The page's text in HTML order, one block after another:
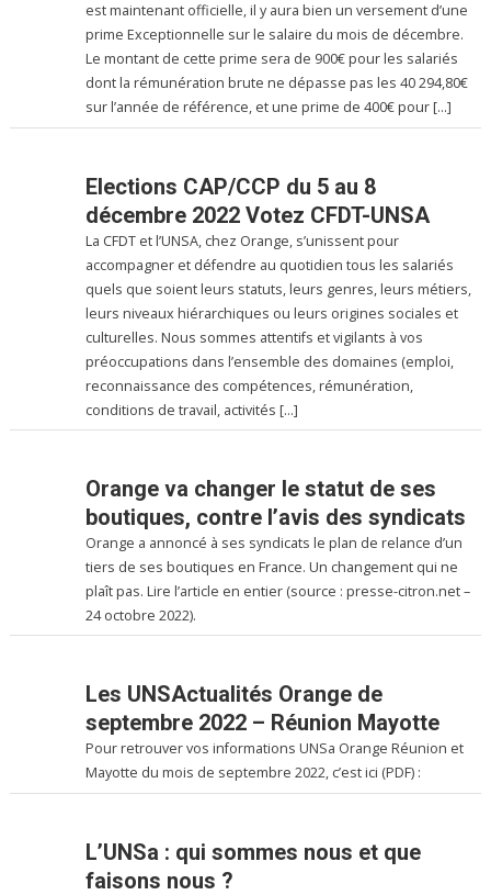
est maintenant officielle, il y aura bien un versement d’une
prime Exceptionnelle sur le salaire du mois de décembre.
Le montant de cette prime sera de 900€ pour les salariés
dont la rémunération brute ne dépasse pas les 40 294,80€
sur l’année de référence, et une prime de 400€ pour […]
Elections CAP/CCP du 5 au 8
décembre 2022 Votez CFDT-UNSA
La CFDT et l’UNSA, chez Orange, s’unissent pour
accompagner et défendre au quotidien tous les salariés
quels que soient leurs statuts, leurs genres, leurs métiers,
leurs niveaux hiérarchiques ou leurs origines sociales et
culturelles. Nous sommes attentifs et vigilants à vos
préoccupations dans l’ensemble des domaines (emploi,
reconnaissance des compétences, rémunération,
conditions de travail, activités […]
Orange va changer le statut de ses
boutiques, contre l’avis des syndicats
Orange a annoncé à ses syndicats le plan de relance d’un
tiers de ses boutiques en France. Un changement qui ne
plaît pas. Lire l’article en entier (source : presse-citron.net –
24 octobre 2022).
Les UNSActualités Orange de
septembre 2022 – Réunion Mayotte
Pour retrouver vos informations UNSa Orange Réunion et
Mayotte du mois de septembre 2022, c’est ici (PDF) :
L’UNSa : qui sommes nous et que
faisons nous ?